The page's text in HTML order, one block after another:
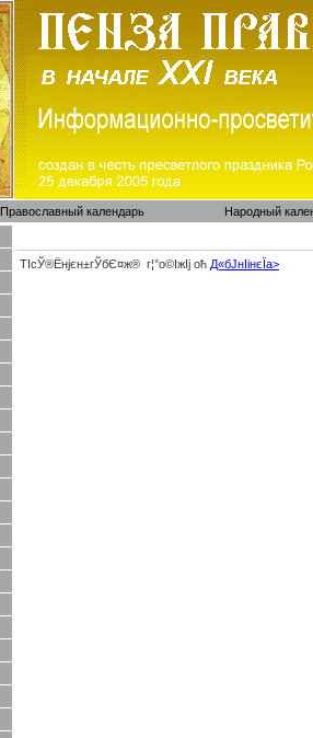
Православный календарь Народный
ТІсЎ®Ёнјєн±­гЎ­бЄ¤ж® г¦°о©ІжІј оћ Д«бЈ­нІінєЇa>